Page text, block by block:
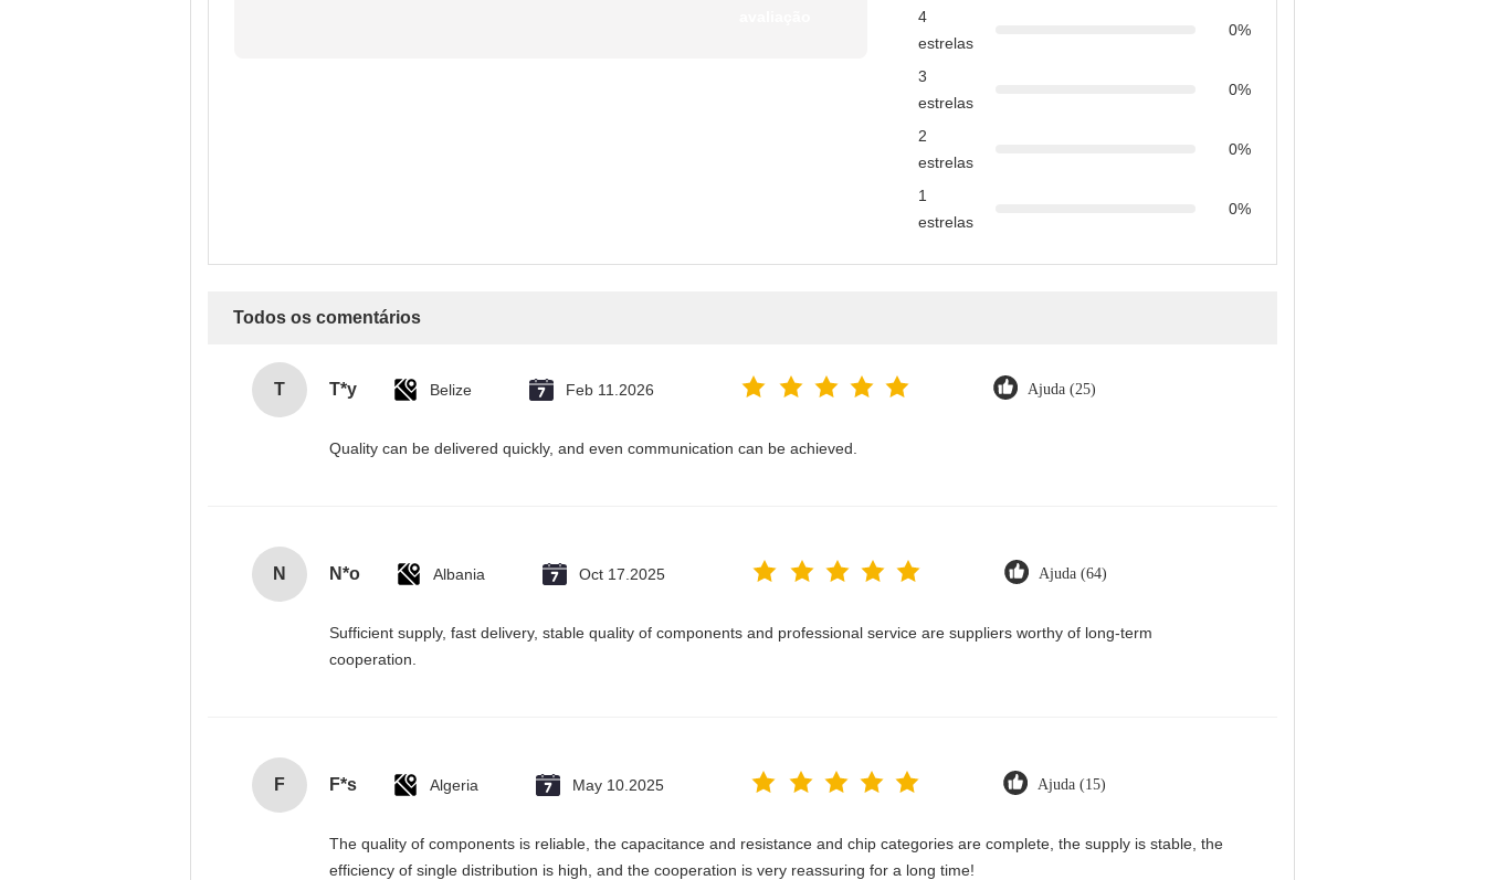
4
estrelas
0%
3
estrelas
0%
2
estrelas
0%
1
estrelas
0%
Todos os comentários
T T*y Belize Feb 11.2026 Ajuda (25)
Quality can be delivered quickly, and even communication can be achieved.
N N*o Albania Oct 17.2025 Ajuda (64)
Sufficient supply, fast delivery, stable quality of components and professional service are suppliers worthy of long-term
cooperation.
F F*s Algeria May 10.2025 Ajuda (15)
The quality of components is reliable, the capacitance and resistance and chip categories are complete, the supply is stable, the
efficiency of single distribution is high, and the cooperation is very reassuring for a long time!